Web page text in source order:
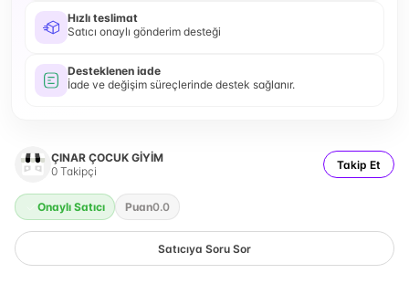
Hızlı teslimat
Satıcı onaylı gönderim desteği
Desteklenen iade
İade ve değişim süreçlerinde destek sağlanır.
ÇINAR ÇOCUK GİYİM
0 Takipçi Takip Et
Onaylı Satıcı Puan0.0
Satıcıya Soru Sor